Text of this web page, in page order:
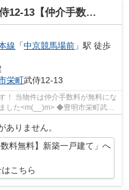
介手数料無料】新築一戸建て
線 「中京競馬場前 」駅 徒歩
栄町武侍12-13
！ 当物件は仲介手数料が無料にな
◆豊明市栄町武侍
ありません。
料無料】新築一戸建て」へ
こちら